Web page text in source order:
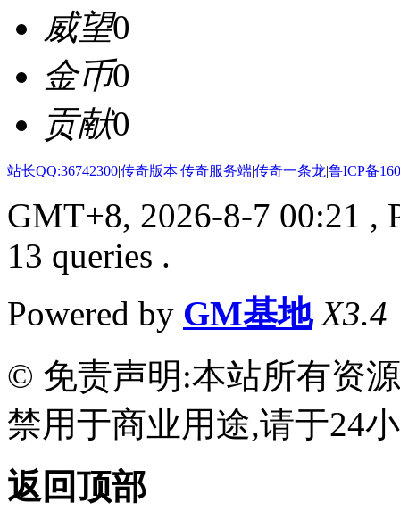
威望0
金币0
贡献0
站长QQ:36742300|传奇版本|传奇服务端|传奇一条龙|鲁ICP备
GMT+8, 2026-8-7 00:21 ,
13 queries .
Powered by GM基地 X3.4
© 免责声明:本站所有资
禁用于商业用途,请于24
返回顶部